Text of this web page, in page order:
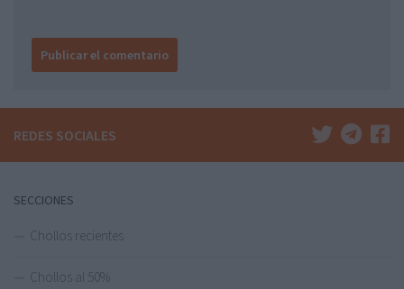
REDES SOCIALES
SECCIONES
Chollos recientes
Chollos al 50%